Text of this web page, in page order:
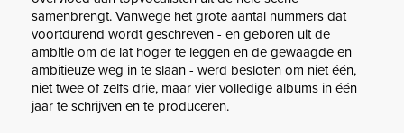
samenbrengt. Vanwege het grote aantal nummers dat
voortdurend wordt geschreven - en geboren uit de
ambitie om de lat hoger te leggen en de gewaagde en
ambitieuze weg in te slaan - werd besloten om niet één,
niet twee of zelfs drie, maar vier volledige albums in één
jaar te schrijven en te produceren.